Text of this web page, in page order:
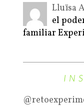
Lluïsa
el
familiar